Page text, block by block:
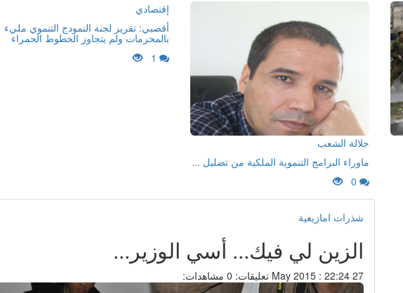
إقتصادي
أقصبي: تقرير لجنة النمودج التنموي مليء
بالمحرمات ولم يتجاوز الخطوط الحمراء
جلالة الشعب
ماوراء البرامج التنموية الملكية من تضليل ...
شذرات امازيغية
الزين لي فيك... أسي الوزير...
27 May 2015 : 22:24 تعليقات: 0 مشاهدات: